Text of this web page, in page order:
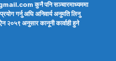
कुनै पनि सञ्चारमाध्यममा
गर्नु अघि अनिवार्य अनुमति लिनु
२०५९ अनुसार कानूनी कार्वाही हुने